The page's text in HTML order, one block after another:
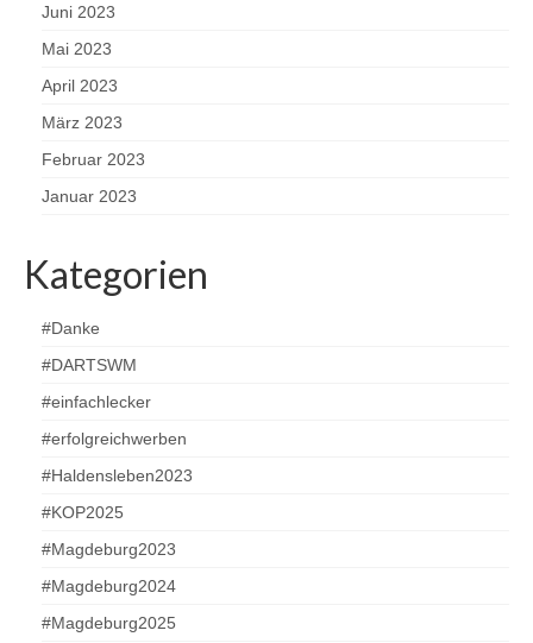
Juni 2023
Mai 2023
April 2023
März 2023
Februar 2023
Januar 2023
Kategorien
#Danke
#DARTSWM
#einfachlecker
#erfolgreichwerben
#Haldensleben2023
#KOP2025
#Magdeburg2023
#Magdeburg2024
#Magdeburg2025